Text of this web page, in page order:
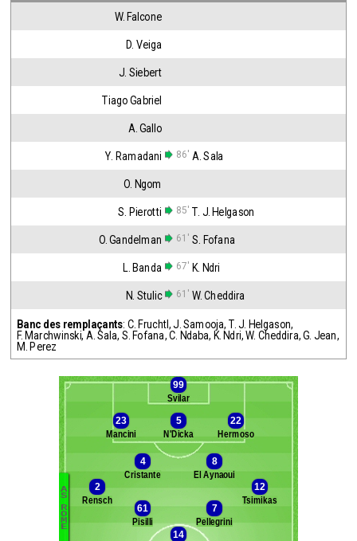
W. Falcone
D. Veiga
J. Siebert
Tiago Gabriel
A. Gallo
Y. Ramadani 86' A. Sala
O. Ngom
S. Pierotti 85' T. J. Helgason
O. Gandelman 61' S. Fofana
L. Banda 67' K. Ndri
N. Stulic 61' W. Cheddira
Banc des remplaçants: C. Fruchtl,J. Samooja, T. J. Helgason,
F. Marchwinski, A. Sala, S. Fofana,C. Ndaba, K. Ndri,W. Cheddira,G. Jean,
M. Perez